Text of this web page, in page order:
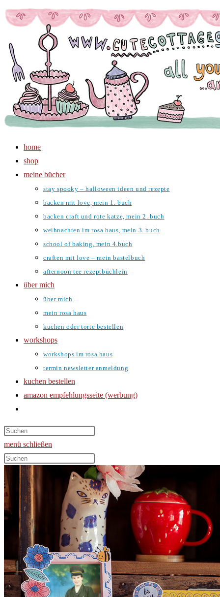
Zum
Inhalt
home
shop
meine bücher
stay spooky – halloween ideen und rezepte
backen mit love, mein 1. buch
backen craft und rote katze, mein 2. buch
weihnachten im rosa haus, mein 3. buch
school of baking, mein 4.buch
craften mit love – mein bastelbuch
afternoon tee rezeptbüchlein
über mich
über mich
mein rosa haus
kuchen oder torte bestellen
workshops
workshops im rosa haus
termin newsletter anmeldung
kuchen bestellen
amazon empfehlungsseite (werbung)
umschalten
menü schließen
Diese
Website
durchsuchen